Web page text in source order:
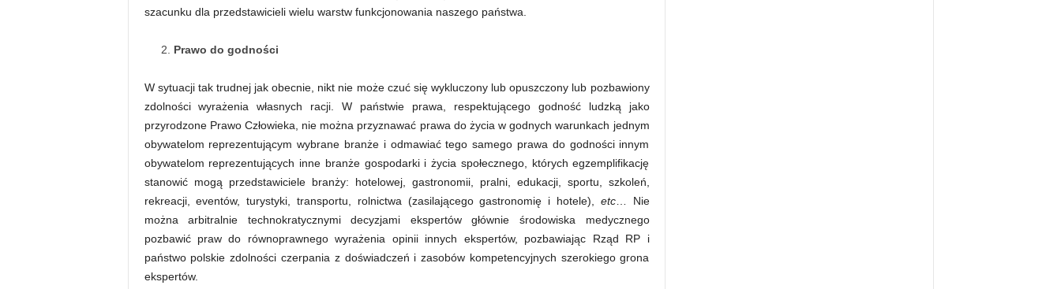
szacunku dla przedstawicieli wielu warstw funkcjonowania naszego państwa.
Prawo do godności
W sytuacji tak trudnej jak obecnie, nikt nie może czuć się wykluczony lub opuszczony lub pozbawiony
zdolności wyrażenia własnych racji. W państwie prawa, respektującego godność ludzką jako
przyrodzone Prawo Człowieka, nie można przyznawać prawa do życia w godnych warunkach jednym
obywatelom reprezentującym wybrane branże i odmawiać tego samego prawa do godności innym
obywatelom reprezentujących inne branże gospodarki i życia społecznego, których egzemplifikację
stanowić mogą przedstawiciele branży: hotelowej, gastronomii, pralni, edukacji, sportu, szkoleń,
rekreacji, eventów, turystyki, transportu, rolnictwa (zasilającego gastronomię i hotele), etc… Nie
można arbitralnie technokratycznymi decyzjami ekspertów głównie środowiska medycznego
pozbawić praw do równoprawnego wyrażenia opinii innych ekspertów, pozbawiając Rząd RP i
państwo polskie zdolności czerpania z doświadczeń i zasobów kompetencyjnych szerokiego grona
ekspertów.